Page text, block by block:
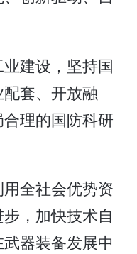
建设，坚持国
套、开放融
理的国防科研
全社会优势资
，加快技术自
器装备发展中